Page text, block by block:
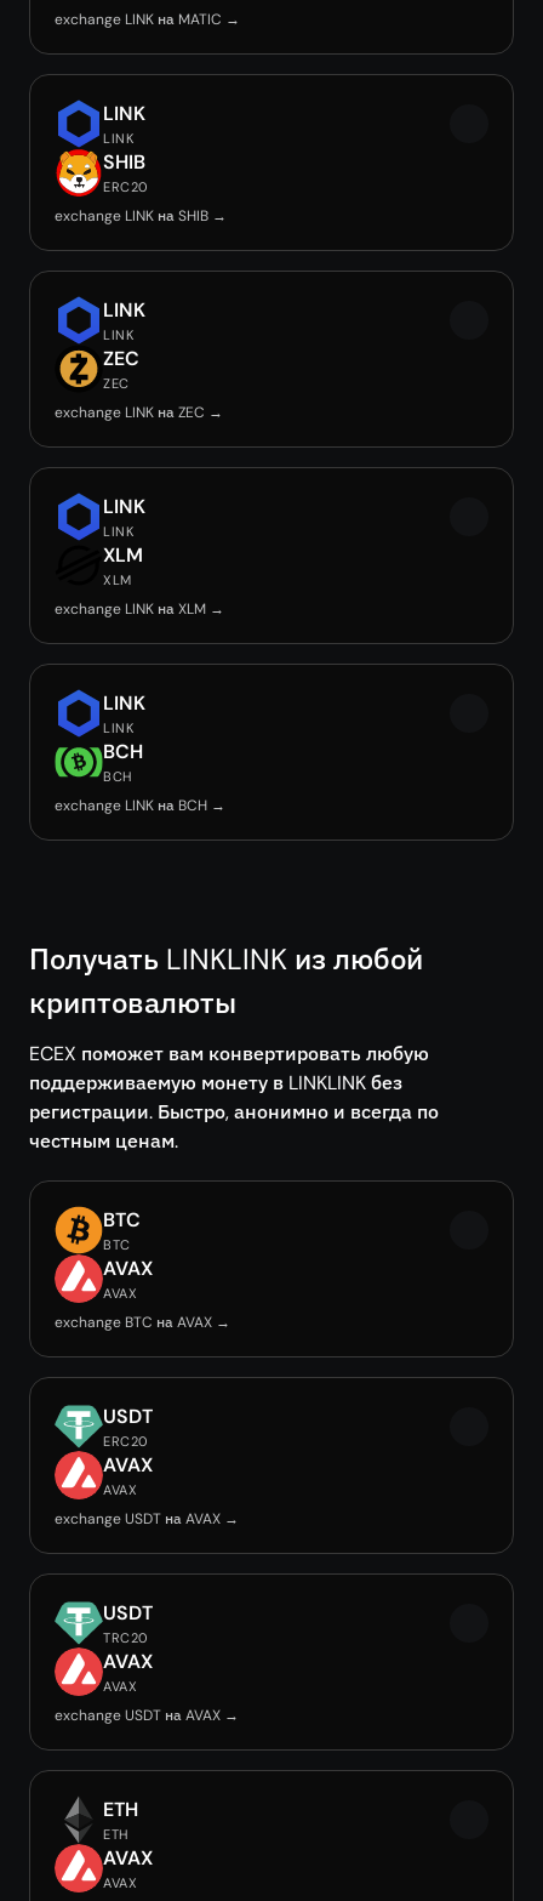
exchange LINK на MATIC →
LINK
LINK
SHIB
ERC20
exchange LINK на SHIB →
LINK
LINK
ZEC
ZEC
exchange LINK на ZEC →
LINK
LINK
XLM
XLM
exchange LINK на XLM →
LINK
LINK
BCH
BCH
exchange LINK на BCH →
Получать LINKLINK из любой
криптовалюты
ECEX поможет вам конвертировать любую
поддерживаемую монету в LINKLINK без
регистрации. Быстро, анонимно и всегда по
честным ценам.
BTC
BTC
AVAX
AVAX
exchange BTC на AVAX →
USDT
ERC20
AVAX
AVAX
exchange USDT на AVAX →
USDT
TRC20
AVAX
AVAX
exchange USDT на AVAX →
ETH
ETH
AVAX
AVAX